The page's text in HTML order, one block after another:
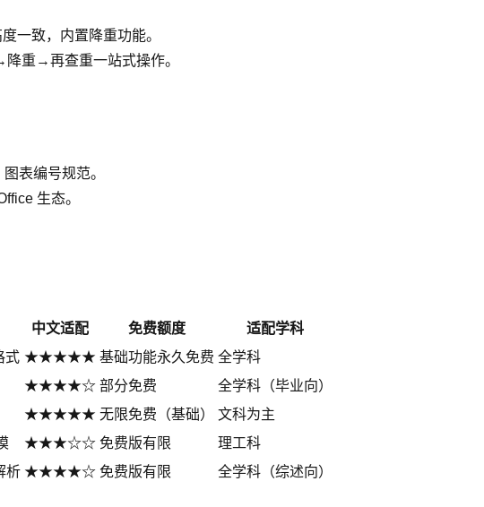
一致，内置降重功能。
重→再查重一站式操作。
表编号规范。
生态。
中文适配 免费额度
适配学科
式 ★★★★★ 基础功能永久免费 全学科
★★★★☆ 部分免费
全学科（毕业向）
★★★★★ 无限免费（基础）
文科为主
★★★☆☆ 免费版有限
理工科
析 ★★★★☆ 免费版有限 全学科（综述向）